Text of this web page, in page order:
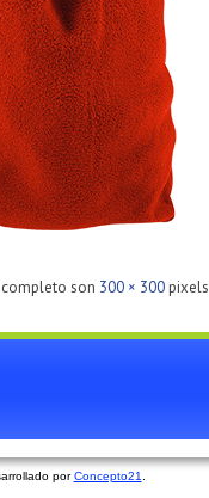
son 300 × 300pixels
porConcepto21